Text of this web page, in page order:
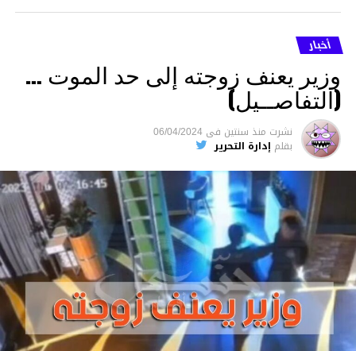
أخبار
وزير يعنف زوجته إلى حد الموت …
(التفاصــيل)
نشرت منذ سنتين فى 06/04/2024
بقلم إدارة التحرير